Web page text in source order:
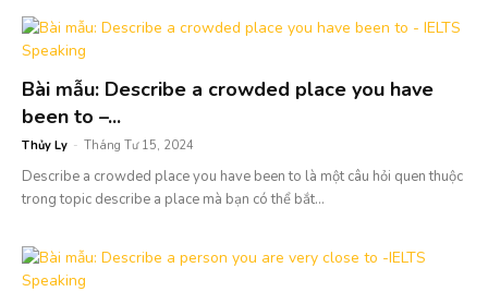
Bài mẫu: Describe a crowded place you have
been to –...
Thủy Ly - Tháng Tư 15, 2024
Describe a crowded place you have been to là một câu hỏi quen thuộc
trong topic describe a place mà bạn có thể bắt...